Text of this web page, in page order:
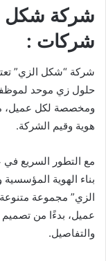
شركة شكل
شركات :
شركة “شكل الزي”
حلول زي موحد
ومخصصة لكل عميل،
هوية وقيم الشركة.
مع التطور السريع
بناء الهوية
الزي” مجموعة
عميل، بدءًا من تصميم
والتفاصيل.